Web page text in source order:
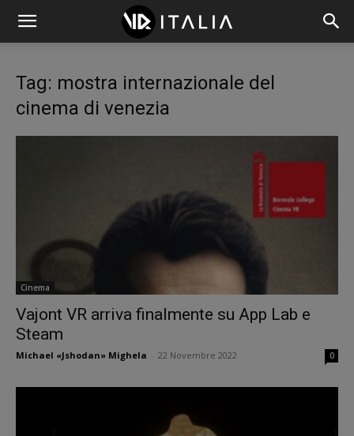
Tag: mostra internazionale del
cinema di venezia
Cinema
Vajont VR arriva finalmente su App Lab e
Steam
Michael «Jshodan» Mighela 22 Novembre 2022 0